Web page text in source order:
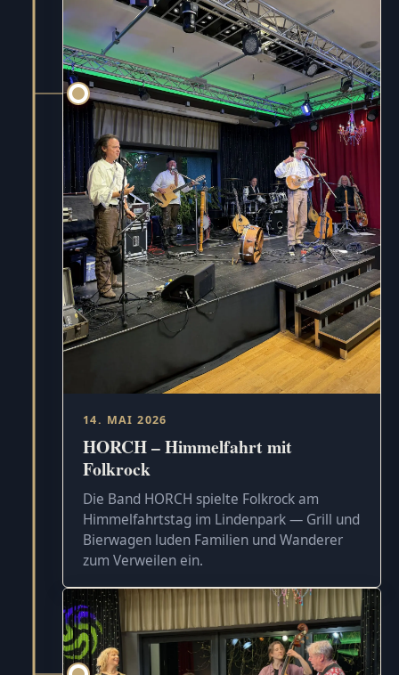
14. MAI 2026
HORCH – Himmelfahrt mit
Folkrock
Die Band HORCH spielte Folkrock am
Himmelfahrtstag im Lindenpark — Grill und
Bierwagen luden Familien und Wanderer
zum Verweilen ein.